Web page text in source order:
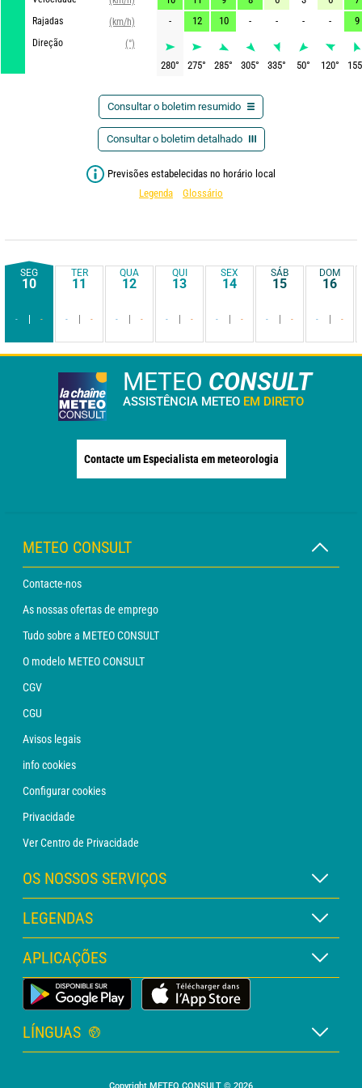
Rajadas
(km/h)
Direção
(°)
-
12 10 - - - - 9
280° 275° 285° 305° 335° 50° 120° 155
Consultar o boletim resumido
Consultar o boletim detalhado
Previsões estabelecidas no horário local
Legenda
Glossário
SEG
10
- -
TER
11
- -
QUA
12
- -
QUI
13
- -
SEX
14
- -
SÁB
15
- -
DOM
16
- -
METEO CONSULT
ASSISTÊNCIA METEO EM DIRETO
Contacte um Especialista em meteorologia
METEO CONSULT
Contacte-nos
As nossas ofertas de emprego
Tudo sobre a METEO CONSULT
O modelo METEO CONSULT
CGV
CGU
Avisos legais
info cookies
Configurar cookies
Privacidade
Ver Centro de Privacidade
OS NOSSOS SERVIÇOS
Assinatura METEO Xpert
Assinatura METEO PRO
Consulta com um analista
Boletim PRO
LEGENDAS
Legenda dos mapas
Legenda dos pictogramas
Glossário
APLICAÇÕES
App Meteorológica Terrestre
LÍNGUAS